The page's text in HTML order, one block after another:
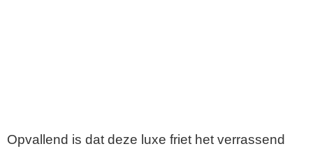
Opvallend is dat deze luxe friet het verrassend